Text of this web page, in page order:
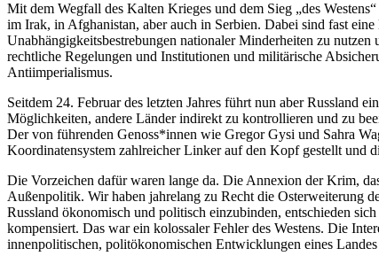
Mit dem Wegfall des Kalten Krieges und dem Sieg „des
im Irak, in Afghanistan, aber auch in Serbien. Dabei sind fast
Unabhängigkeitsbestrebungen nationaler Minderheiten zu
rechtliche Regelungen und Institutionen und militärische
Antiimperialismus.
Seitdem 24. Februar des letzten Jahres führt nun aber Russland
Möglichkeiten, andere Länder indirekt zu kontrollieren und zu
Der von führenden Genoss*innen wie Gregor Gysi und Sahra
Koordinatensystem zahlreicher Linker auf den Kopf gestellt und
Die Vorzeichen dafür waren lange da. Die Annexion der Krim,
Außenpolitik. Wir haben jahrelang zu Recht die Osterweiterung
Russland ökonomisch und politisch einzubinden, entschieden
kompensiert. Das war ein kolossaler Fehler des Westens. Die
innenpolitischen, politökonomischen Entwicklungen eines